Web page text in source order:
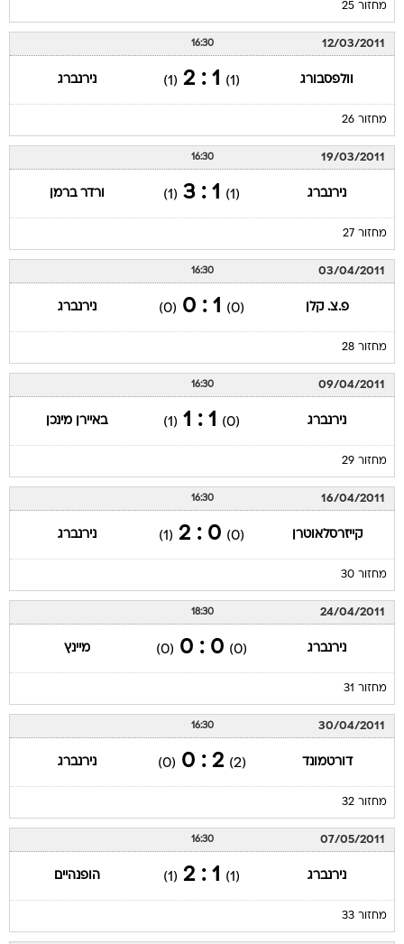
מחזור 25
12/03/2011
16:30
וולפסבורג (1)
1 : 2
(1) נירנברג
מחזור 26
19/03/2011
16:30
נירנברג (1)
1 : 3
(1) ורדר ברמן
מחזור 27
03/04/2011
16:30
פ.צ. קלן (0)
1 : 0
(0) נירנברג
מחזור 28
09/04/2011
16:30
נירנברג (0)
1 : 1
(1) באיירן מינכן
מחזור 29
16/04/2011
16:30
קייזרסלאוטרן (0)
0 : 2
(1) נירנברג
מחזור 30
24/04/2011
18:30
נירנברג (0)
0 : 0
(0) מיינץ
מחזור 31
30/04/2011
16:30
דורטמונד (2)
2 : 0
(0) נירנברג
מחזור 32
07/05/2011
16:30
נירנברג (1)
1 : 2
(1) הופנהיים
מחזור 33